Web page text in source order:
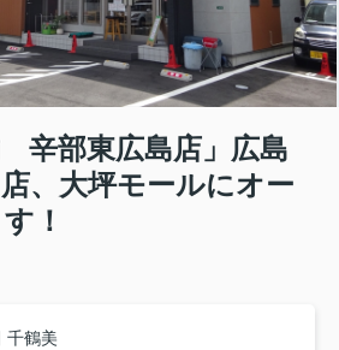
辛部東広島店」広島
、大坪モールにオー
！
千鶴美